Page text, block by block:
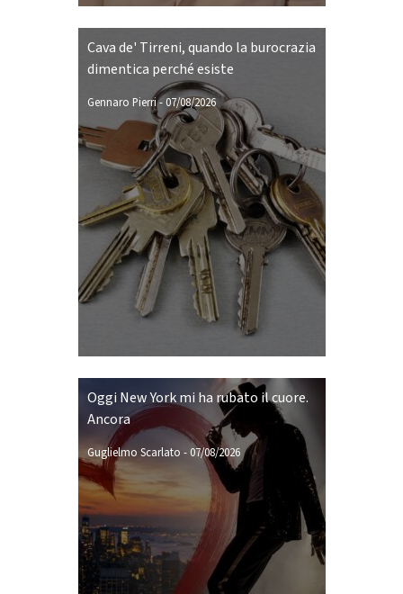
Cava de' Tirreni, quando la burocrazia
dimentica perché esiste
Gennaro Pierri- 07/08/2026
Oggi New York mi ha rubato il cuore.
Ancora
Guglielmo Scarlato -07/08/2026